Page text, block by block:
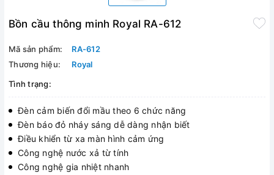
Bồn cầu thông minh Royal RA-612
Mã sản phẩm:
RA-612
Thương hiệu:
Royal
Tình trạng:
Đèn cảm biến đổi mầu theo 6 chức năng
Đèn báo đỏ nháy sáng dễ dàng nhận biết
Điều khiển từ xa màn hình cảm ứng
Công nghệ nước xả từ tính
Công nghệ gia nhiệt nhanh